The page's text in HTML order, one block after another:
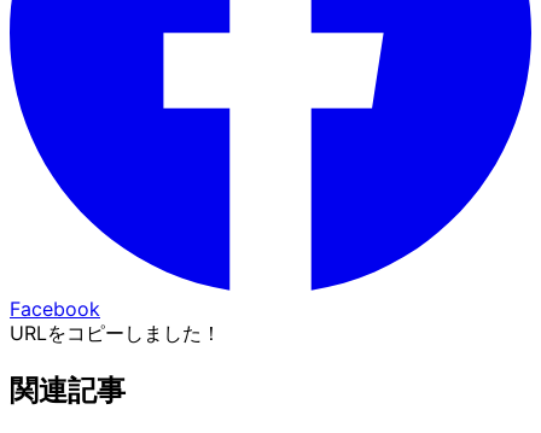
Facebook
URLをコピーしました！
関連記事